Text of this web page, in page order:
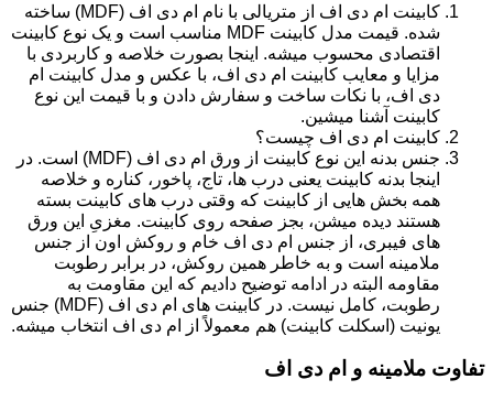
کابینت ام دی اف از متریالی با نام ام دی اف (MDF) ساخته
شده. قیمت مدل کابینت MDF مناسب است و یک نوع کابینت
اقتصادی محسوب میشه. اینجا بصورت خلاصه و کاربردی با
مزایا و معایب کابینت ام دی اف، با عکس و مدل کابینت ام
دی اف، با نکات ساخت و سفارش دادن و با قیمت این نوع
کابینت آشنا میشین.
کابینت ام دی اف چیست؟
جنس بدنه این نوع کابینت از ورق ام دی اف (MDF) است. در
اینجا بدنه کابینت یعنی درب ها، تاج، پاخور، کناره و خلاصه
همه بخش هایی از کابینت که وقتی درب های کابینت بسته
هستند دیده میشن، بجز صفحه روی کابینت. مغزیِ این ورق
های فیبری، از جنس ام دی اف خام و روکش اون از جنس
ملامینه است و به خاطر همین روکش، در برابر رطوبت
مقاومه البته در ادامه توضیح دادیم که این مقاومت به
رطوبت، کامل نیست. در کابینت های ام دی اف (MDF) جنس
یونیت (اسکلت کابینت) هم معمولاً از ام دی اف انتخاب میشه.
تفاوت ملامینه و ام دی اف